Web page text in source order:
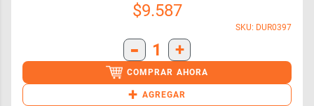
$9.587
SKU: DUR0397
- 1 +
COMPRAR AHORA
+ AGREGAR